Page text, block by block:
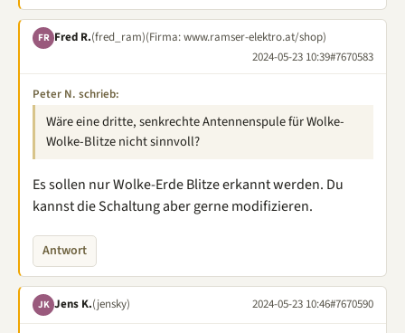
FR Fred R.(fred_ram)(Firma: www.ramser-elektro.at/shop)
2024-05-23 10:39#7670583
Peter N. schrieb:
Wäre eine dritte, senkrechte Antennenspule für Wolke-
Wolke-Blitze nicht sinnvoll?
Es sollen nur Wolke-Erde Blitze erkannt werden. Du
kannst die Schaltung aber gerne modifizieren.
Antwort
JK Jens K.(jensky) 2024-05-23 10:46#7670590